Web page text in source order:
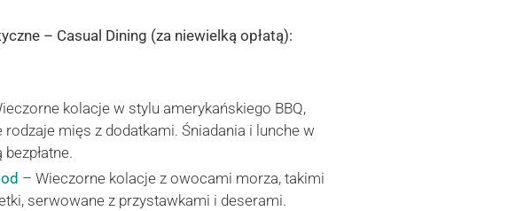
– Casual Dining (za niewielką opłatą):
kolacje w stylu amerykańskiego BBQ,
mięs z dodatkami. Śniadania i lunche w
– Wieczorne kolacje z owocami morza, takimi
serwowane z przystawkami i deserami.